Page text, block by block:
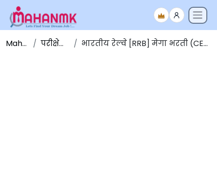
Maha NMK परीक्षेचे निकाल भारतीय रेल्वे [RRB] मेगा भरती (CEN) No.०३/२०१८ परीक्षा निकाल